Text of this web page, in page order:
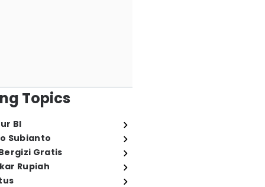
Topics
BI
Subianto
Gratis
Rupiah